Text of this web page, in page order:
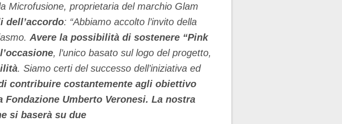
Microfusione, proprietaria del marchio Glam
dell’accordo: “Abbiamo accolto l’invito della
Avere la possibilità di sostenere “Pink
, l’unico basato sul logo del progetto,
. Siamo certi del successo dell’iniziativa ed
contribuire costantemente agli obiettivo
Fondazione Umberto Veronesi. La nostra
si baserà su due